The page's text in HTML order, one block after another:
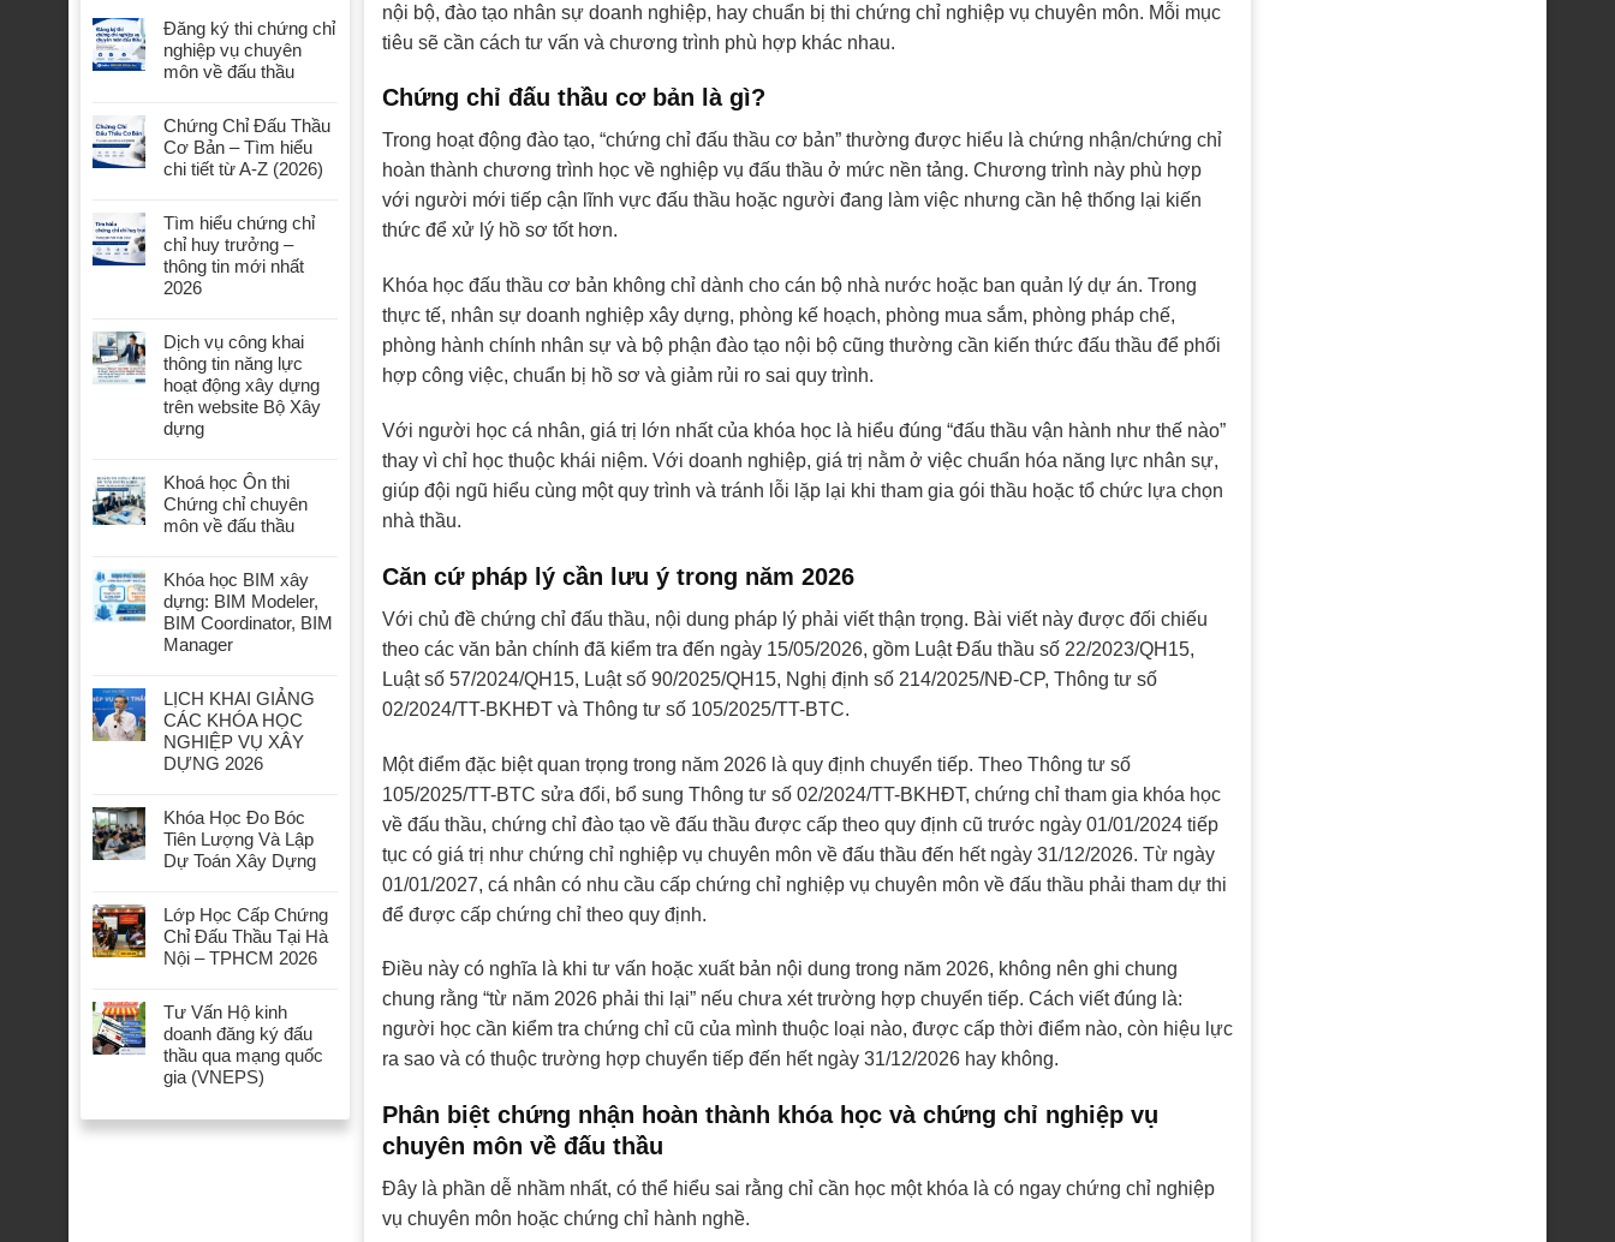
Đăng ký thi chứng chỉ
nghiệp vụ chuyên
môn về đấu thầu
Chứng Chỉ Đấu Thầu
Cơ Bản – Tìm hiểu
chi tiết từ A-Z (2026)
Tìm hiểu chứng chỉ
chỉ huy trưởng –
thông tin mới nhất
2026
Dịch vụ công khai
thông tin năng lực
hoạt động xây dựng
trên website Bộ Xây
dựng
Khoá học Ôn thi
Chứng chỉ chuyên
môn về đấu thầu
Khóa học BIM xây
dựng: BIM Modeler,
BIM Coordinator, BIM
Manager
LỊCH KHAI GIẢNG
CÁC KHÓA HỌC
NGHIỆP VỤ XÂY
DỰNG 2026
Khóa Học Đo Bóc
Tiên Lượng Và Lập
Dự Toán Xây Dựng
Lớp Học Cấp Chứng
Chỉ Đấu Thầu Tại Hà
Nội – TPHCM 2026
Tư Vấn Hộ kinh
doanh đăng ký đấu
thầu qua mạng quốc
gia (VNEPS)
nội bộ, đào tạo nhân sự doanh nghiệp, hay chuẩn bị thi chứng chỉ nghiệp vụ chuyên môn. Mỗi mục
tiêu sẽ cần cách tư vấn và chương trình phù hợp khác nhau.
Chứng chỉ đấu thầu cơ bản là gì?
Trong hoạt động đào tạo, “chứng chỉ đấu thầu cơ bản” thường được hiểu là chứng nhận/chứng chỉ
hoàn thành chương trình học về nghiệp vụ đấu thầu ở mức nền tảng. Chương trình này phù hợp
với người mới tiếp cận lĩnh vực đấu thầu hoặc người đang làm việc nhưng cần hệ thống lại kiến
thức để xử lý hồ sơ tốt hơn.
Khóa học đấu thầu cơ bản không chỉ dành cho cán bộ nhà nước hoặc ban quản lý dự án. Trong
thực tế, nhân sự doanh nghiệp xây dựng, phòng kế hoạch, phòng mua sắm, phòng pháp chế,
phòng hành chính nhân sự và bộ phận đào tạo nội bộ cũng thường cần kiến thức đấu thầu để phối
hợp công việc, chuẩn bị hồ sơ và giảm rủi ro sai quy trình.
Với người học cá nhân, giá trị lớn nhất của khóa học là hiểu đúng “đấu thầu vận hành như thế nào”
thay vì chỉ học thuộc khái niệm. Với doanh nghiệp, giá trị nằm ở việc chuẩn hóa năng lực nhân sự,
giúp đội ngũ hiểu cùng một quy trình và tránh lỗi lặp lại khi tham gia gói thầu hoặc tổ chức lựa chọn
nhà thầu.
Căn cứ pháp lý cần lưu ý trong năm 2026
Với chủ đề chứng chỉ đấu thầu, nội dung pháp lý phải viết thận trọng. Bài viết này được đối chiếu
theo các văn bản chính đã kiểm tra đến ngày 15/05/2026, gồm Luật Đấu thầu số 22/2023/QH15,
Luật số 57/2024/QH15, Luật số 90/2025/QH15, Nghị định số 214/2025/NĐ-CP, Thông tư số
02/2024/TT-BKHĐT và Thông tư số 105/2025/TT-BTC.
Một điểm đặc biệt quan trọng trong năm 2026 là quy định chuyển tiếp. Theo Thông tư số
105/2025/TT-BTC sửa đổi, bổ sung Thông tư số 02/2024/TT-BKHĐT, chứng chỉ tham gia khóa học
về đấu thầu, chứng chỉ đào tạo về đấu thầu được cấp theo quy định cũ trước ngày 01/01/2024 tiếp
tục có giá trị như chứng chỉ nghiệp vụ chuyên môn về đấu thầu đến hết ngày 31/12/2026. Từ ngày
01/01/2027, cá nhân có nhu cầu cấp chứng chỉ nghiệp vụ chuyên môn về đấu thầu phải tham dự thi
để được cấp chứng chỉ theo quy định.
Điều này có nghĩa là khi tư vấn hoặc xuất bản nội dung trong năm 2026, không nên ghi chung
chung rằng “từ năm 2026 phải thi lại” nếu chưa xét trường hợp chuyển tiếp. Cách viết đúng là:
người học cần kiểm tra chứng chỉ cũ của mình thuộc loại nào, được cấp thời điểm nào, còn hiệu lực
ra sao và có thuộc trường hợp chuyển tiếp đến hết ngày 31/12/2026 hay không.
Phân biệt chứng nhận hoàn thành khóa học và chứng chỉ nghiệp vụ
chuyên môn về đấu thầu
Đây là phần dễ nhầm nhất, có thể hiểu sai rằng chỉ cần học một khóa là có ngay chứng chỉ nghiệp
vụ chuyên môn hoặc chứng chỉ hành nghề.